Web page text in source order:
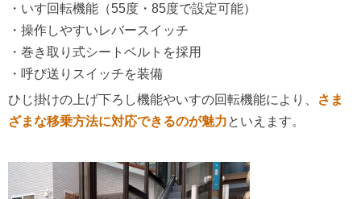
・いす回転機能（55度・85度で設定可能）
・操作しやすいレバースイッチ
・巻き取り式シートベルトを採用
・呼び送りスイッチを装備
ひじ掛けの上げ下ろし機能やいすの回転機能により、
さま
ざまな移乗方法に対応できるのが魅力といえます。